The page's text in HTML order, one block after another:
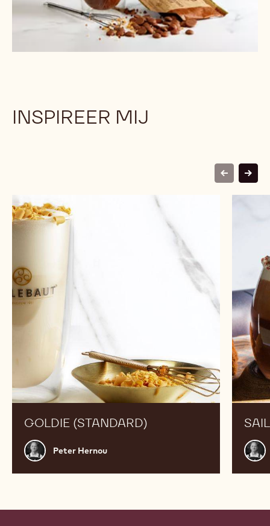
INSPIREER MIJ
previous
next
GOLDIE (STANDARD)
Peter
Hernou
Peter Hernou
Goldie
(standard)